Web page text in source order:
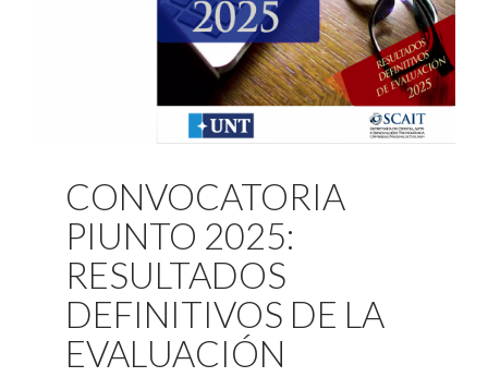
CONVOCATORIA
PIUNTO 2025:
RESULTADOS
DEFINITIVOS DE LA
EVALUACIÓN